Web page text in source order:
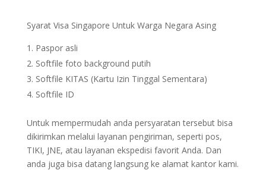
Syarat Visa Singapore Untuk Warga Negara Asing
Paspor asli
Softfile foto background putih
Softfile KITAS (Kartu Izin Tinggal Sementara)
Softfile ID
Untuk mempermudah anda persyaratan tersebut bisa
dikirimkan melalui layanan pengiriman, seperti pos,
TIKI, JNE, atau layanan ekspedisi favorit Anda. Dan
anda juga bisa datang langsung ke alamat kantor kami.